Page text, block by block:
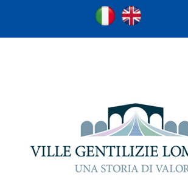
Ville Gentilizie Lombarde
Ita